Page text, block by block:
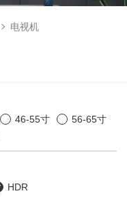
电视机
46-55寸
56-65寸
HDR